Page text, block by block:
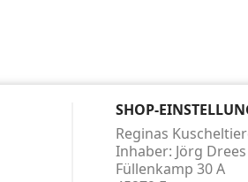
SHOP-
Reginas
Inhaber: Jörg Drees
Füllenkamp 30 A